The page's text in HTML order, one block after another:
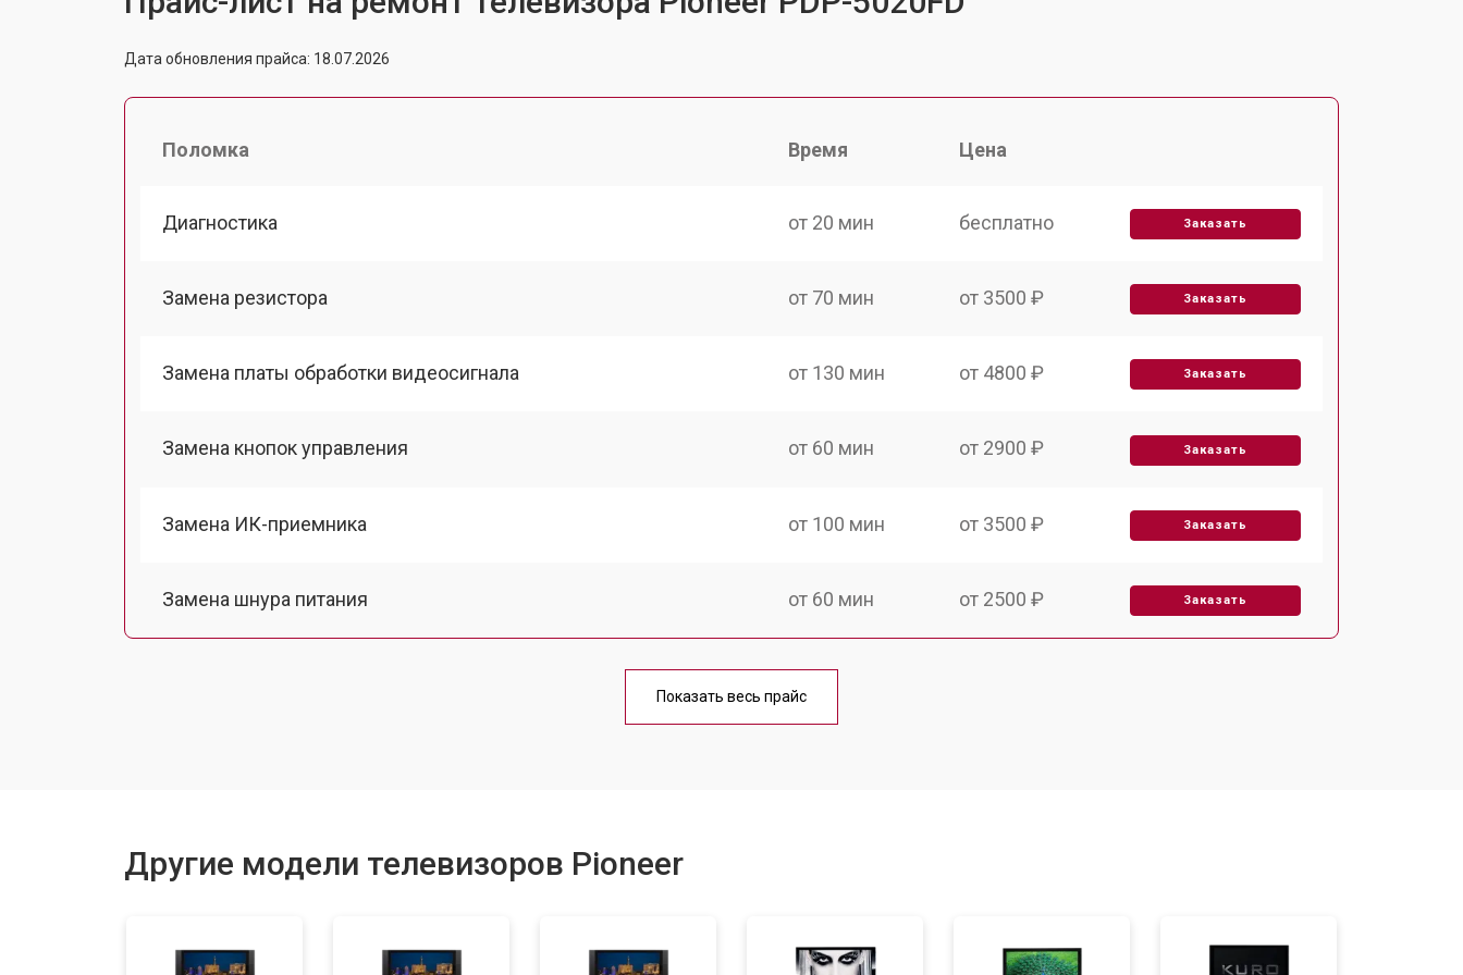
Дата обновления прайса: 18.07.2026
Поломка Время Цена
Диагностика от 20 мин бесплатно Заказать
Замена резистора от 70 мин от 3500 ₽ Заказать
Замена платы обработки видеосигнала от 130 мин от 4800 ₽ Заказать
Замена кнопок управления от 60 мин от 2900 ₽ Заказать
Замена ИК-приемника от 100 мин от 3500 ₽ Заказать
Замена шнура питания от 60 мин от 2500 ₽ Заказать
от 90 мин
Показать весь прайс
Другие модели телевизоров Pioneer